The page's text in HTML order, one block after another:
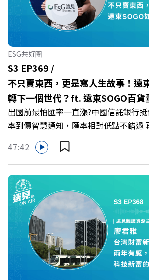
何在中高壓的「三明治主管」困境中全
遠見雜誌總編輯 林讓均 與談人／薩提
作者 李崇義、謝佳芸 +++++ 🫧清除腦
清生活的雜亂。 點開看質感養成術>>
https://gvmkt.pse.is/9al3px ✨關注《
LINE：https://reurl.cc/A4ELQp IG：
https://bit.ly/3AjBWNV YT：https://
Powered by Firstory Hosting
ESG共好圈
S3 EP369 /
不只賣東西，更是寫人生故事！遠
轉下一個世代？ft. 遠東SOGO百貨
出國前最怕匯率一直漲?中國信託銀行
率到價智慧通知，匯率相對低點不錯過
最高減3分等優惠 立即設定： https://
投資外幣如幣別轉換可能產生匯兌損失
況審慎投資。 完整注意事項詳見網站
Firstory Podcast 廣告 —— 在永續減碳、
職場的變革浪潮下，傳統大流量、高耗
何轉型突圍？ 本集《遠見ON AIR》邀請
董事長黃晴雯，帶你解析遠東SOGO如
造出兼顧企業獲利與社會共好的綠色零
從單純百貨專櫃轉型為有溫度的利他平
零售業如何落實「EP100」能效倍增計
嬰留停、男同仁樂意成家！驚豔業界的
47:42